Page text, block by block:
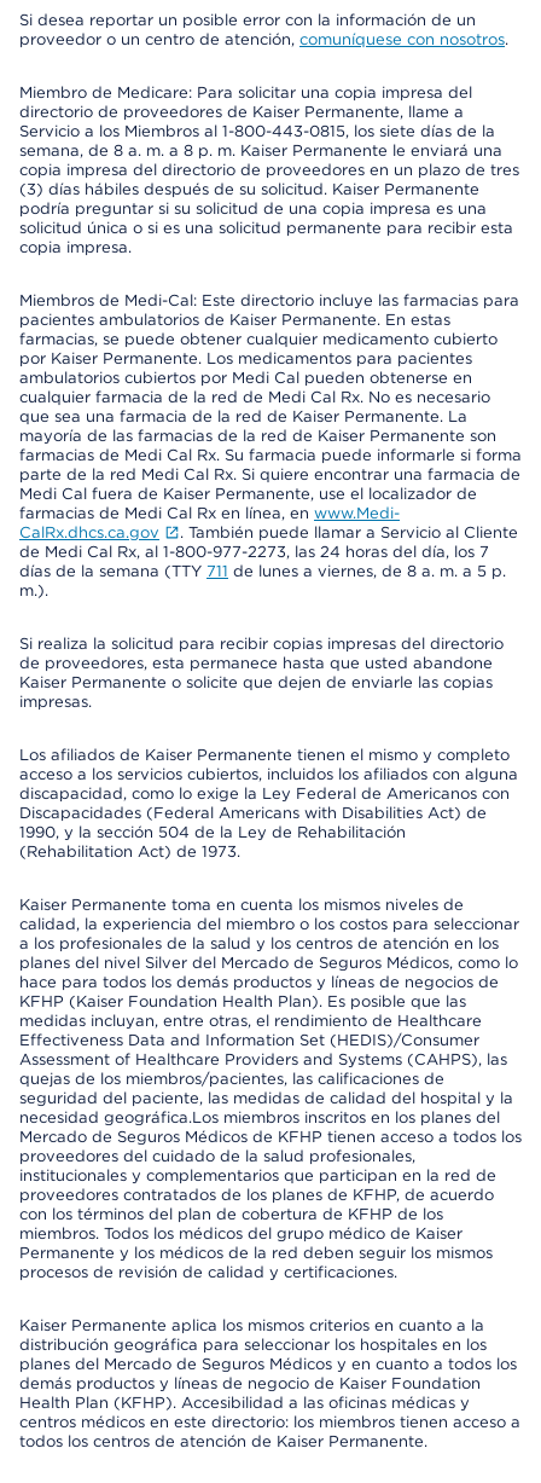
Si desea reportar un posible error con la información de un
proveedor o un centro de atención, comuníquese con nosotros.
Miembro de Medicare: Para solicitar una copia impresa del
directorio de proveedores de Kaiser Permanente, llame a
Servicio a los Miembros al 1-800-443-0815, los siete días de la
semana, de 8 a. m. a 8 p. m. Kaiser Permanente le enviará una
copia impresa del directorio de proveedores en un plazo de tres
(3) días hábiles después de su solicitud. Kaiser Permanente
podría preguntar si su solicitud de una copia impresa es una
solicitud única o si es una solicitud permanente para recibir esta
copia impresa.
Miembros de Medi-Cal: Este directorio incluye las farmacias para
pacientes ambulatorios de Kaiser Permanente. En estas
farmacias, se puede obtener cualquier medicamento cubierto
por Kaiser Permanente. Los medicamentos para pacientes
ambulatorios cubiertos por Medi Cal pueden obtenerse en
cualquier farmacia de la red de Medi Cal Rx. No es necesario
que sea una farmacia de la red de Kaiser Permanente. La
mayoría de las farmacias de la red de Kaiser Permanente son
farmacias de Medi Cal Rx. Su farmacia puede informarle si forma
parte de la red Medi Cal Rx. Si quiere encontrar una farmacia de
Medi Cal fuera de Kaiser Permanente, use el localizador de
farmacias de Medi Cal Rx en línea, en www.Medi-
CalRx.dhcs.ca.gov
. También puede llamar a Servicio al Cliente
de Medi Cal Rx, al 1-800-977-2273, las 24 horas del día, los 7
días de la semana (TTY 711 de lunes a viernes, de 8 a. m. a 5 p.
m.).
Si realiza la solicitud para recibir copias impresas del directorio
de proveedores, esta permanece hasta que usted abandone
Kaiser Permanente o solicite que dejen de enviarle las copias
impresas.
Los afiliados de Kaiser Permanente tienen el mismo y completo
acceso a los servicios cubiertos, incluidos los afiliados con alguna
discapacidad, como lo exige la Ley Federal de Americanos con
Discapacidades (Federal Americans with Disabilities Act) de
1990, y la sección 504 de la Ley de Rehabilitación
(Rehabilitation Act) de 1973.
Kaiser Permanente toma en cuenta los mismos niveles de
calidad, la experiencia del miembro o los costos para seleccionar
a los profesionales de la salud y los centros de atención en los
planes del nivel Silver del Mercado de Seguros Médicos, como lo
hace para todos los demás productos y líneas de negocios de
KFHP (Kaiser Foundation Health Plan). Es posible que las
medidas incluyan, entre otras, el rendimiento de Healthcare
Effectiveness Data and Information Set (HEDIS)/Consumer
Assessment of Healthcare Providers and Systems (CAHPS), las
quejas de los miembros/pacientes, las calificaciones de
seguridad del paciente, las medidas de calidad del hospital y la
necesidad geográfica.Los miembros inscritos en los planes del
Mercado de Seguros Médicos de KFHP tienen acceso a todos los
proveedores del cuidado de la salud profesionales,
institucionales y complementarios que participan en la red de
proveedores contratados de los planes de KFHP, de acuerdo
con los términos del plan de cobertura de KFHP de los
miembros. Todos los médicos del grupo médico de Kaiser
Permanente y los médicos de la red deben seguir los mismos
procesos de revisión de calidad y certificaciones.
Kaiser Permanente aplica los mismos criterios en cuanto a la
distribución geográfica para seleccionar los hospitales en los
planes del Mercado de Seguros Médicos y en cuanto a todos los
demás productos y líneas de negocio de Kaiser Foundation
Health Plan (KFHP). Accesibilidad a las oficinas médicas y
centros médicos en este directorio: los miembros tienen acceso a
todos los centros de atención de Kaiser Permanente.